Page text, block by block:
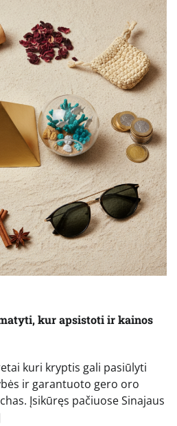
kur apsistoti ir kainos
kuri kryptis gali pasiūlyti
ir garantuoto gero oro
Įsikūręs pačiuose Sinajaus